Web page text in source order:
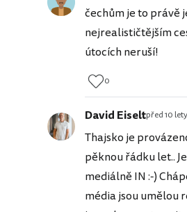
čechům je to právě
nejrealističtějším
útocích neruší!
0
David Eiseltpřed 10 lety
Thajsko je
pěknou řádku let..
mediálně IN :-)
média jsou umělou